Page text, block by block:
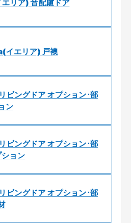
リア) 音配慮ドア
イエリア) 戸襖
ビングドア オプション･部
ン
ビングドア オプション･部
ョン
ビングドア オプション･部